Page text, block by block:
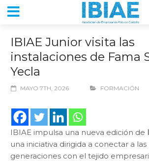
IBIAE Junior visita las
instalaciones de Fama
Yecla
MAYO 7TH, 2026 FORMACIÓN
IBIAE impulsa una nueva edición de
una iniciativa dirigida a conectar a las
generaciones con el tejido